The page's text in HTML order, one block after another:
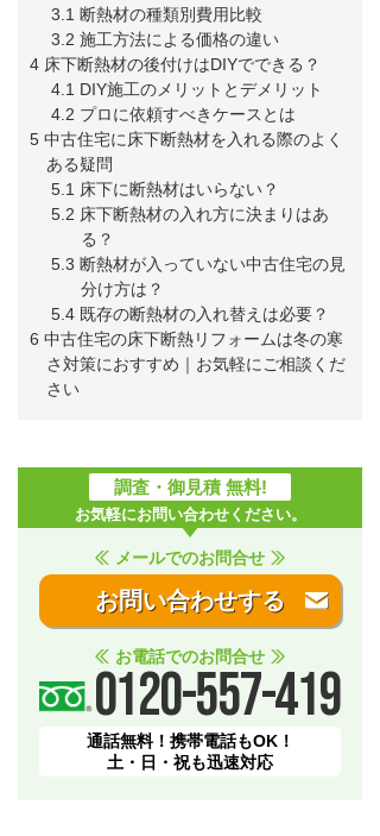
3.1 断熱材の種類別費用比較
3.2 施工方法による価格の違い
4 床下断熱材の後付けはDIYでできる？
4.1 DIY施工のメリットとデメリット
4.2 プロに依頼すべきケースとは
5 中古住宅に床下断熱材を入れる際のよく
ある疑問
5.1 床下に断熱材はいらない？
5.2 床下断熱材の入れ方に決まりはあ
る？
5.3 断熱材が入っていない中古住宅の見
分け方は？
5.4 既存の断熱材の入れ替えは必要？
6 中古住宅の床下断熱リフォームは冬の寒
さ対策におすすめ｜お気軽にご相談くだ
さい
調査・御見積 無料!
お気軽にお問い合わせください。
メールでのお問合せ
お問い合わせする
お電話でのお問合せ
0120-557-419
通話無料！携帯電話もOK！
土・日・祝も迅速対応